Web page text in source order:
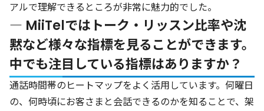
アルで理解できるところが非常に魅力的でした。
― MiiTelではトーク・リッスン比率や沈
黙など様々な指標を見ることができます。
中でも注目している指標はありますか？
通話時間帯のヒートマップをよく活用しています。何曜日
の、何時頃にお客さまと会話できるのかを知ることで、架